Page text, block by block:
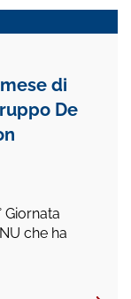
di
De
Giornata
che ha